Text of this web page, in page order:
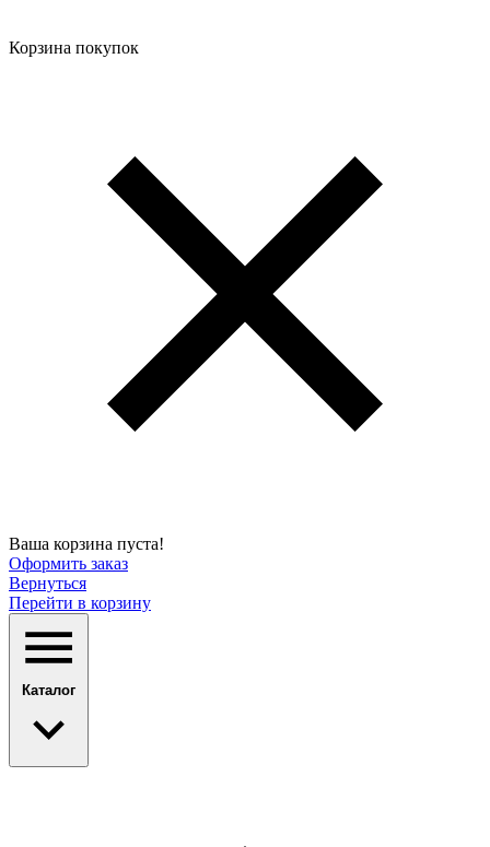
Корзина покупок
Ваша корзина пуста!
Оформить заказ
Вернуться
Перейти в корзину
Каталог